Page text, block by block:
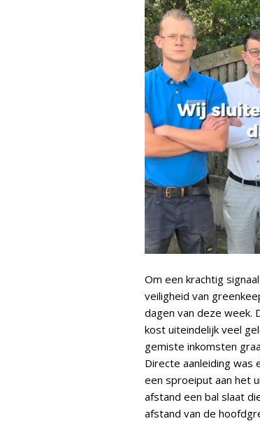
Om een krachtig
veiligheid van
dagen van deze week.
kost uiteindelijk veel
gemiste inkomsten
Directe aanleiding was
een sproeiput aan het
afstand een bal slaat
afstand van de